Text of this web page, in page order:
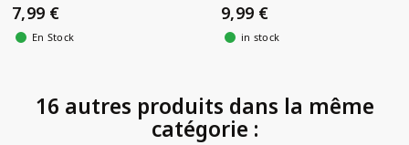
7,99 €
En Stock
9,99 €
in stock
16 autres produits dans la même
catégorie :